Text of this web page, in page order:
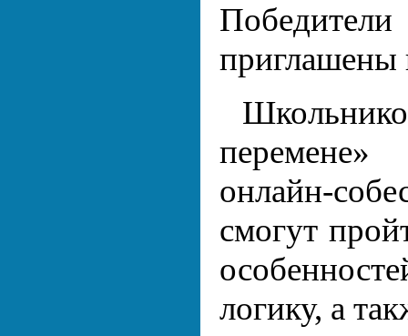
приглашены
онлайн-
смогут
логику, а